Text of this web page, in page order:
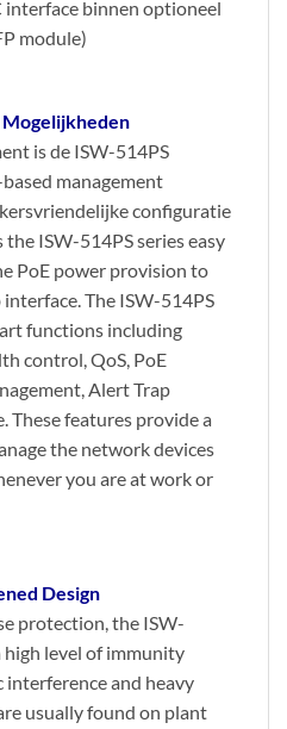
interface binnen optioneel
module)
is de ISW-514PS
management
configuratie
ISW-514PS series easy
PoE power provision to
The ISW-514PS
functions including
control, QoS, PoE
Alert Trap
These features provide a
the network devices
you are at work or
Design
protection, the ISW-
high level of immunity
and heavy
usually found on plant